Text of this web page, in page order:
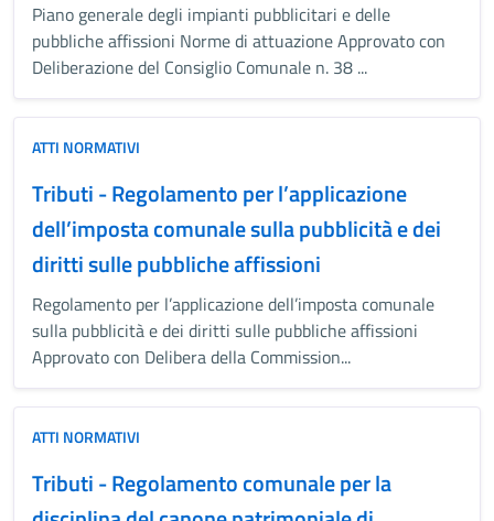
Piano generale degli impianti pubblicitari e delle
pubbliche affissioni Norme di attuazione Approvato con
Deliberazione del Consiglio Comunale n. 38 ...
ATTI NORMATIVI
Tributi - Regolamento per l’applicazione
dell’imposta comunale sulla pubblicità e dei
diritti sulle pubbliche affissioni
Regolamento per l’applicazione dell’imposta comunale
sulla pubblicità e dei diritti sulle pubbliche affissioni
Approvato con Delibera della Commission...
ATTI NORMATIVI
Tributi - Regolamento comunale per la